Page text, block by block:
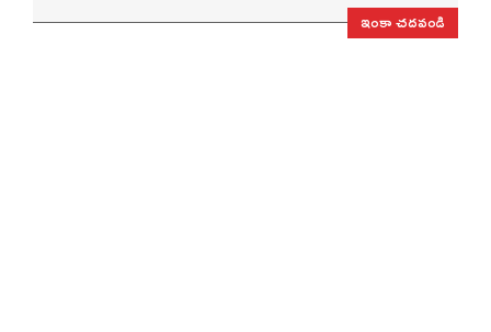
ఇంకా చదవండి